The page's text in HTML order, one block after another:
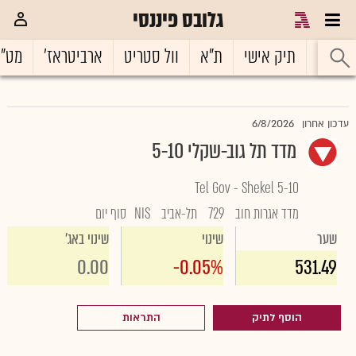
גלובס פיננסי
ראשי תיק אישי ת"א וול סטריט ארביטראז'
עדכון אחרון 6/8/2026
מדד תל גוב-שקלי 5-10
Tel Gov - Shekel 5-10
מדד אגרות חוב 729 תל-אביב NIS סוף יום
שער
531.49
שינוי
-0.05%
שינוי באג'
0.00
הוסף לתיק התראות